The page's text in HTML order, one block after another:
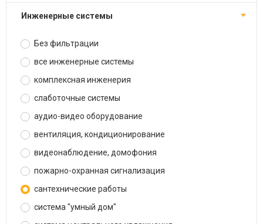
инженерные системы
Без фильтрации
все инженерные системы
комплексная инженерия
слаботочные системы
аудио-видео оборудование
вентиляция, кондиционирование
видеонаблюдение, домофония
пожарно-охранная сигнализация
сантехнические работы
система "умный дом"